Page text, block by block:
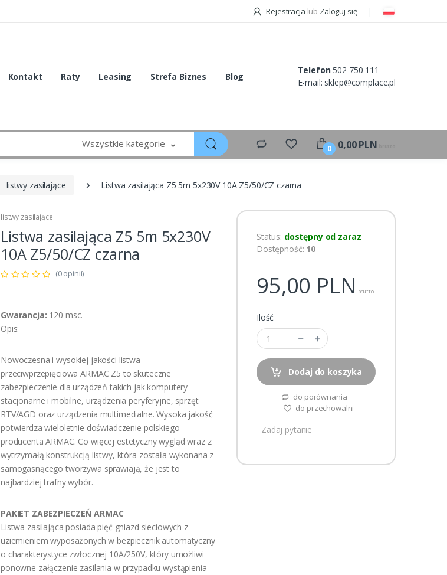
Rejestracja lub Zaloguj się
Kontakt Raty Leasing Strefa Biznes Blog
Telefon 502 750 111
E-mail: sklep@complace.pl
Wszystkie kategorie 0 0,00PLN
listwy zasilające Listwa zasilająca Z5 5m 5x230V 10A Z5/50/CZ czarna
listwy zasilające
Listwa zasilająca Z5 5m 5x230V
10A Z5/50/CZ czarna
(0 opinii)
Gwarancja: 120 msc.
Opis:
Nowoczesna i wysokiej jakości listwa
przeciwprzepięciowa ARMAC Z5 to skuteczne
zabezpieczenie dla urządzeń takich jak komputery
stacjonarne i mobilne, urządzenia peryferyjne, sprzęt
RTV/AGD oraz urządzenia multimedialne. Wysoka jakość
potwierdza wieloletnie doświadczenie polskiego
producenta ARMAC. Co więcej estetyczny wygląd wraz z
wytrzymałą konstrukcją listwy, która została wykonana z
samogasnącego tworzywa sprawiają, że jest to
najbardziej trafny wybór.
PAKIET ZABEZPIECZEŃ ARMAC
Listwa zasilająca posiada pięć gniazd sieciowych z
uziemieniem wyposażonych w bezpiecznik automatyczny
o charakterystyce zwłocznej 10A/250V, który umożliwi
ponowne załączenie zasilania w przypadku wystąpienia
Status: dostępny od zaraz
Dostępność: 10
95,00 PLN brutto
Ilość
Dodaj do koszyka
do porównania
do przechowalni
Zadaj pytanie